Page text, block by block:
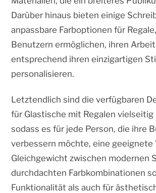
Darüber hinaus bieten einige
anpassbare Farboptionen für
Benutzern ermöglichen, ihren
entsprechend ihren einzigartigen
personalisieren.
Letztendlich sind die verfügbaren
für Glastische mit Regalen
sodass es für jede Person, die ihre
verbessern möchte, eine geeignete
Gleichgewicht zwischen modernen
durchdachten Farbkombinationen
Funktionalität als auch für